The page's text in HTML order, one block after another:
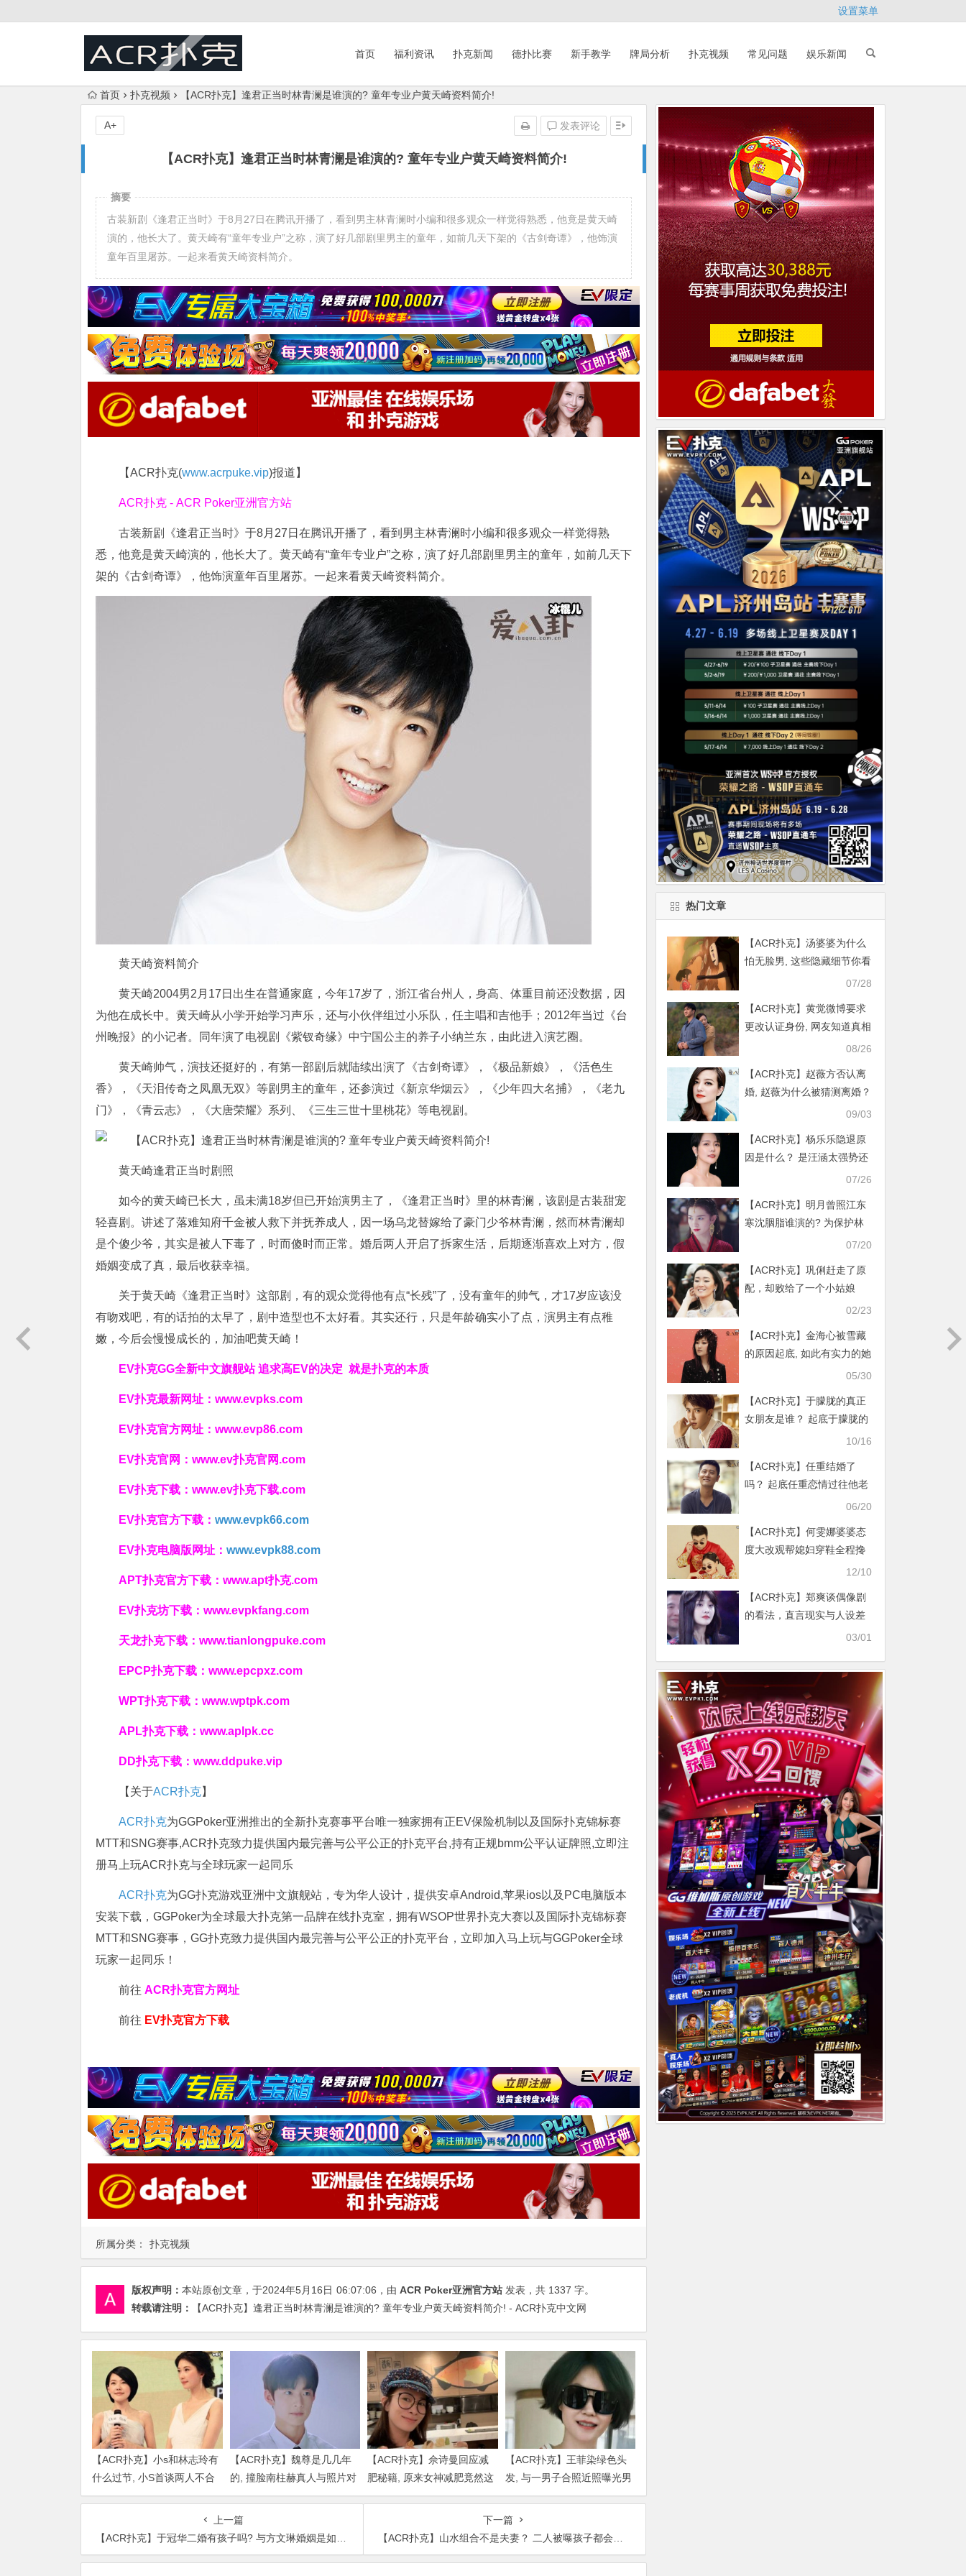
设置菜单
首页 福利资讯 扑克新闻 德扑比赛 新手教学 牌局分析 扑克视频 常见问题 娱乐新闻
首页 扑克视频 【ACR扑克】逢君正当时林青澜是谁演的? 童年专业户黄天崎资料简介!
【ACR扑克】逢君正当时林青澜是谁演的? 童年专业户黄天崎资料简介!
发表评论
A+
所属分类： 扑克视频
摘要
古装新剧《逢君正当时》于8月27日在腾讯开播了，看到男主林青澜时小编和很多观众一样觉得熟悉，他竟是黄天崎
演的，他长大了。黄天崎有“童年专业户”之称，演了好几部剧里男主的童年，如前几天下架的《古剑奇谭》，他饰演
童年百里屠苏。一起来看黄天崎资料简介。
【ACR扑克(www.acrpuke.vip)报道】
ACR扑克 - ACR Poker亚洲官方站
古装新剧《逢君正当时》于8月27日在腾讯开播了，看到男主林青澜时小编和很多观众一样觉得熟
悉，他竟是黄天崎演的，他长大了。黄天崎有“童年专业户”之称，演了好几部剧里男主的童年，如前几天下
架的《古剑奇谭》，他饰演童年百里屠苏。一起来看黄天崎资料简介。
黄天崎资料简介
黄天崎2004男2月17日出生在普通家庭，今年17岁了，浙江省台州人，身高、体重目前还没数据，因
为他在成长中。黄天崎从小学开始学习声乐，还与小伙伴组过小乐队，任主唱和吉他手；2012年当过《台
州晚报》的小记者。同年演了电视剧《紫钗奇缘》中宁国公主的养子小纳兰东，由此进入演艺圈。
黄天崎帅气，演技还挺好的，有第一部剧后就陆续出演了《古剑奇谭》，《极品新娘》，《活色生
香》，《天泪传奇之凤凰无双》等剧男主的童年，还参演过《新京华烟云》，《少年四大名捕》，《老九
门》，《青云志》，《大唐荣耀》系列、《三生三世十里桃花》等电视剧。
黄天崎逢君正当时剧照
如今的黄天崎已长大，虽未满18岁但已开始演男主了，《逢君正当时》里的林青澜，该剧是古装甜宠
轻喜剧。讲述了落难知府千金被人救下并抚养成人，因一场乌龙替嫁给了豪门少爷林青澜，然而林青澜却
是个傻少爷，其实是被人下毒了，时而傻时而正常。婚后两人开启了拆家生活，后期逐渐喜欢上对方，假
婚姻变成了真，最后收获幸福。
关于黄天崎《逢君正当时》这部剧，有的观众觉得他有点“长残”了，没有童年的帅气，才17岁应该没
有吻戏吧，有的话拍的太早了，剧中造型也不太好看。其实还行，只是年龄确实小了点，演男主有点稚
嫩，今后会慢慢成长的，加油吧黄天崎！
EV扑克GG全新中文旗舰站追求高EV的决定 就是扑克的本质
EV扑克最新网址： www.evpks.com
EV扑克官方网址： www.evp86.com
EV扑克官网： www.ev扑克官网.com
EV扑克下载： www.ev扑克下载.com
EV扑克官方下载： www.evpk66.com
EV扑克电脑版网址： www.evpk88.com
APT扑克官方下载： www.apt扑克.com
EV扑克坊下载： www.evpkfang.com
天龙扑克下载： www.tianlongpuke.com
EPCP扑克下载： www.epcpxz.com
WPT扑克下载： www.wptpk.com
APL扑克下载： www.aplpk.cc
DD扑克下载： www.ddpuke.vip
【关于ACR扑克】
ACR扑克为GGPoker亚洲推出的全新扑克赛事平台唯一独家拥有正EV保险机制以及国际扑克锦标赛
MTT和SNG赛事,ACR扑克致力提供国内最完善与公平公正的扑克平台,持有正规bmm公平认证牌照,立即注
册马上玩ACR扑克与全球玩家一起同乐
ACR扑克为GG扑克游戏亚洲中文旗舰站，专为华人设计，提供安卓Android,苹果ios以及PC电脑版本
安装下载，GGPoker为全球最大扑克第一品牌在线扑克室，拥有WSOP世界扑克大赛以及国际扑克锦标赛
MTT和SNG赛事，GG扑克致力提供国内最完善与公平公正的扑克平台，立即加入马上玩与GGPoker全球
玩家一起同乐！
前往 ACR扑克官方网址
前往 EV扑克官方下载
版权声明： 本站原创文章，于2024年5月16日 06:07:06 ，由 ACR Poker亚洲官方站 发表，共 1337 字。
转载请注明：
【ACR扑克】逢君正当时林青澜是谁演的? 童年专业户黄天崎资料简介! - ACR扑克中文网
【ACR扑克】小s和林志玲有
什么过节, 小S首谈两人不合
传闻说了什么
【ACR扑克】魏尊是几几年
的, 撞脸南柱赫真人与照片对
比颜值被质疑
【ACR扑克】佘诗曼回应减
肥秘籍, 原来女神减肥竟然这
么简单
【ACR扑克】王菲染绿色头
发, 与一男子合照近照曝光男
子身份被扒出
上一篇
【ACR扑克】于冠华二婚有孩子吗? 与方文琳婚姻是如何结束的
下一篇
【ACR扑克】山水组合不是夫妻？ 二人被曝孩子都会走路了！
热门文章
【ACR扑克】汤婆婆为什么
怕无脸男, 这些隐藏细节你看
07/28
【ACR扑克】黄觉微博要求
更改认证身份, 网友知道真相
08/26
【ACR扑克】赵薇方否认离
婚, 赵薇为什么被猜测离婚？
09/03
【ACR扑克】杨乐乐隐退原
因是什么？ 是汪涵太强势还
07/26
【ACR扑克】明月曾照江东
寒沈胭脂谁演的? 为保护林
07/20
【ACR扑克】巩俐赶走了原
配，却败给了一个小姑娘
02/23
【ACR扑克】金海心被雪藏
的原因起底, 如此有实力的她
05/30
【ACR扑克】于朦胧的真正
女朋友是谁？ 起底于朦胧的
10/16
【ACR扑克】任重结婚了
吗？ 起底任重恋情过往他老
06/20
【ACR扑克】何雯娜婆婆态
度大改观帮媳妇穿鞋全程搀
扶抢活干，网友：亲妈不为
12/10
【ACR扑克】郑爽谈偶像剧
的看法，直言现实与人设差
03/01